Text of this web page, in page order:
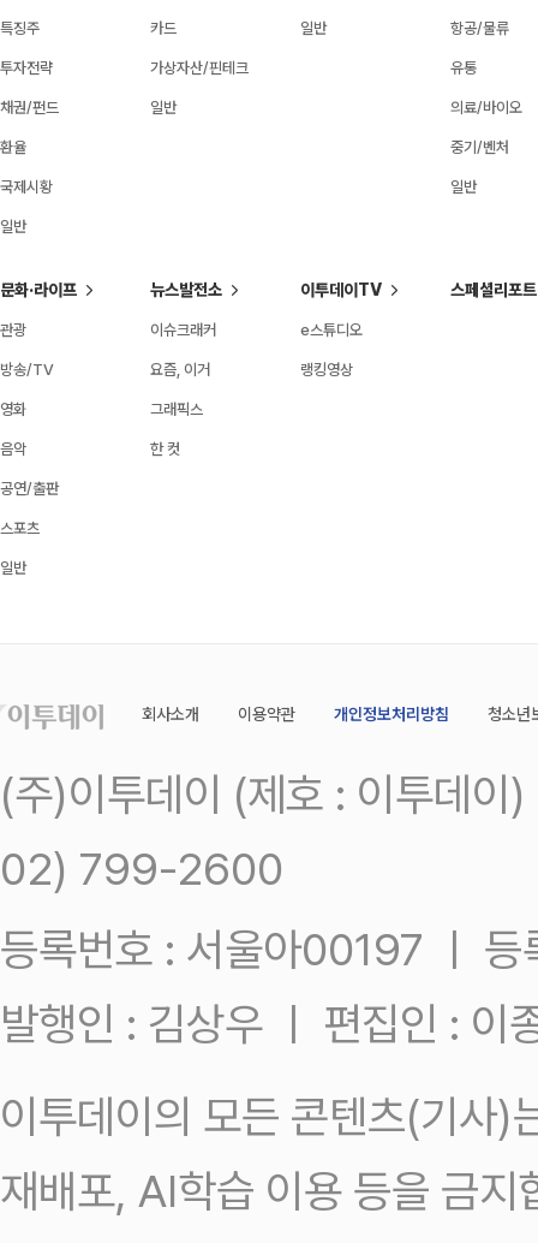
특징주
투자전략
채권/펀드
환율
국제시황
일반
카드
가상자산/핀테크
일반
일반 항공/물류
유통
의료/바이오
중기/벤처
일반
문화·라이프
관광
방송/TV
영화
음악
공연/출판
스포츠
일반
뉴스발전소
이슈크래커
요즘, 이거
그래픽스
한 컷
이투데이TV
e스튜디오
랭킹영상
스페셜리포트
회사소개 이용약관 개인정보처리방침 청소년
(주)이투데이 (제호 : 이투데
02) 799-2600
등록번호 : 서울아00197 ㅣ
발행인 : 김상우 ㅣ 편집인 : 이
이투데이의 모든 콘텐츠(기사)
재배포, AI학습 이용 등을 금지